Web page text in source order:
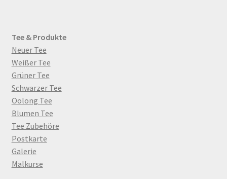
Tee & Produkte
Neuer Tee
Weißer Tee
Grüner Tee
Schwarzer Tee
Oolong Tee
Blumen Tee
Tee Zubehöre
Postkarte
Galerie
Malkurse